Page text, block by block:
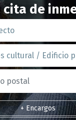
cita de
+ Encargos